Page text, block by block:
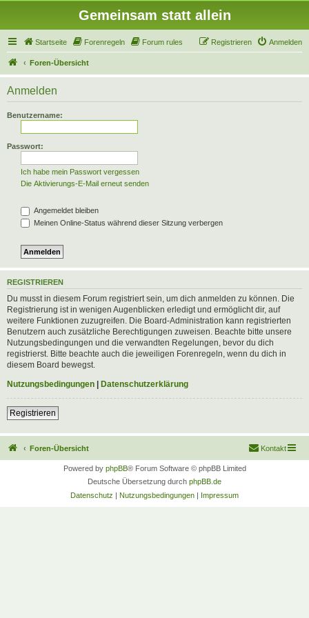
Gemeinsam statt allein
Startseite Forenregeln Forum rules Anmelden
Registrieren
Foren-Übersicht
Anmelden
Benutzername:
Passwort:
Ich habe mein Passwort vergessen
Die Aktivierungs-E-Mail erneut senden
Angemeldet bleiben
Meinen Online-Status während dieser Sitzung verbergen
REGISTRIEREN
Du musst in diesem Forum registriert sein, um dich anmelden zu können. Die
Registrierung ist in wenigen Augenblicken erledigt und ermöglicht dir, auf
weitere Funktionen zuzugreifen. Die Board-Administration kann registrierten
Benutzern auch zusätzliche Berechtigungen zuweisen. Beachte bitte unsere
Nutzungsbedingungen und die verwandten Regelungen, bevor du dich
registrierst. Bitte beachte auch die jeweiligen Forenregeln, wenn du dich in
diesem Board bewegst.
Nutzungsbedingungen | Datenschutzerklärung
Registrieren
Foren-Übersicht Kontakt
Powered by phpBB® Forum Software © phpBB Limited
Deutsche Übersetzung durch phpBB.de
Datenschutz | Nutzungsbedingungen | Impressum